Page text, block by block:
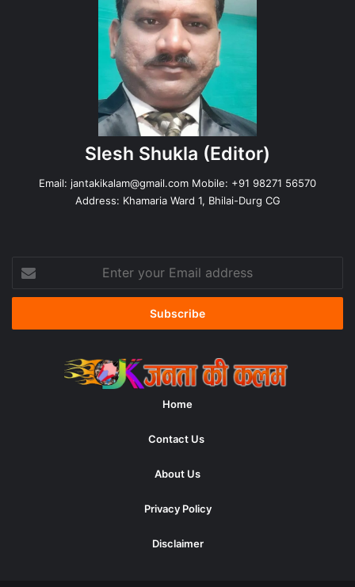
Slesh Shukla (Editor)
Email: jantakikalam@gmail.com Mobile: +91 98271 56570
Address: Khamaria Ward 1, Bhilai-Durg CG
your
Email
Home
Contact Us
About Us
Privacy Policy
Disclaimer